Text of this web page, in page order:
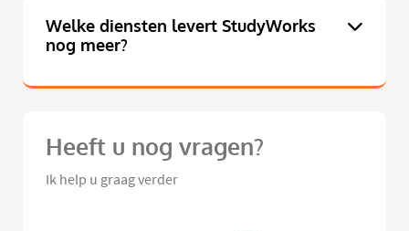
Welke diensten levert StudyWorks
nog meer?
Heeft u nog vragen?
Ik help u graag verder